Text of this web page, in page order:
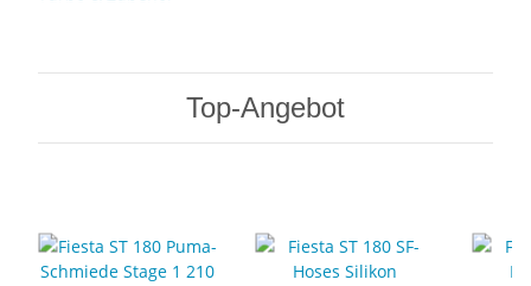
Top-Angebot